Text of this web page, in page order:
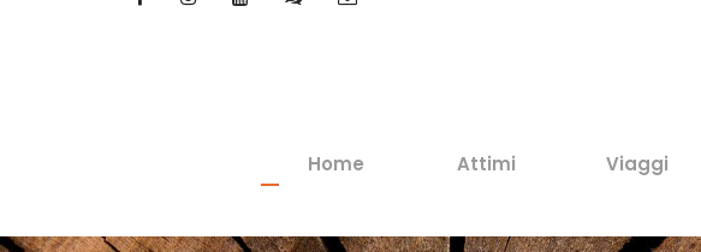
Home Attimi Viaggi